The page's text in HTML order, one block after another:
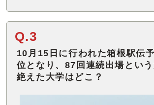
Q.3
10月15日に行われた箱根駅伝
位となり、87回連続出場とい
絶えた大学はどこ？